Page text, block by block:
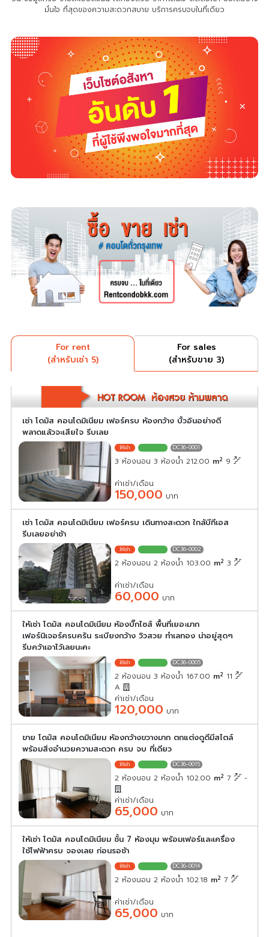
มั่นใจ ที่สุดของความสะดวกสบาย บริการครบจบในที่เดียว
For rent
(สำหรับเช่า 5)
For sales
(สำหรับขาย 3)
เช่า โดมัส คอนโดมิเนียม เฟอร์ครบ ห้องกว้าง บิ้วอินอย่างดี
พลาดแล้วจะเสียใจ รีบเลย
DC36-0001
3 ห้องนอน 3 ห้องน้ำ 212.00 m2 9
ค่าเช่า/เดือน
150,000 บาท
เช่า โดมัส คอนโดมิเนียม เฟอร์ครบ เดินทางสะดวก ใกล้บีทีเอส
รีบเลยอย่าช้า
DC36-0002
2 ห้องนอน 2 ห้องน้ำ 103.00 m2 3
ค่าเช่า/เดือน
60,000 บาท
ให้เช่า โดมัส คอนโดมิเนียม ห้องบิ๊กไซส์ พื้นที่เยอะมาก
เฟอร์นิเจอร์ครบครัน ระเบียงกว้าง วิวสวย ทำเลทอง น่าอยู่สุดๆ
รีบคว้าเอาไว้เลยนะคะ
DC36-0005
2 ห้องนอน 3 ห้องน้ำ 167.00 m2 11
A
ค่าเช่า/เดือน
120,000 บาท
ขาย โดมัส คอนโดมิเนียม ห้องกว้างขวางมาก ตกแต่งดูดีมีสไตล์
พร้อมสิ่งอำนวยความสะดวก ครบ จบ ที่เดียว
DC36-0015
2 ห้องนอน 2 ห้องน้ำ 102.00 m2 7 -
ค่าเช่า/เดือน
65,000 บาท
ให้เช่า โดมัส คอนโดมิเนียม ชั้น 7 ห้องมุม พร้อมเฟอร์และเครื่อง
ใช้ไฟฟ้าครบ จองเลย ก่อนรอช้า
DC36-0014
2 ห้องนอน 2 ห้องน้ำ 102.18 m2 7
ค่าเช่า/เดือน
65,000 บาท